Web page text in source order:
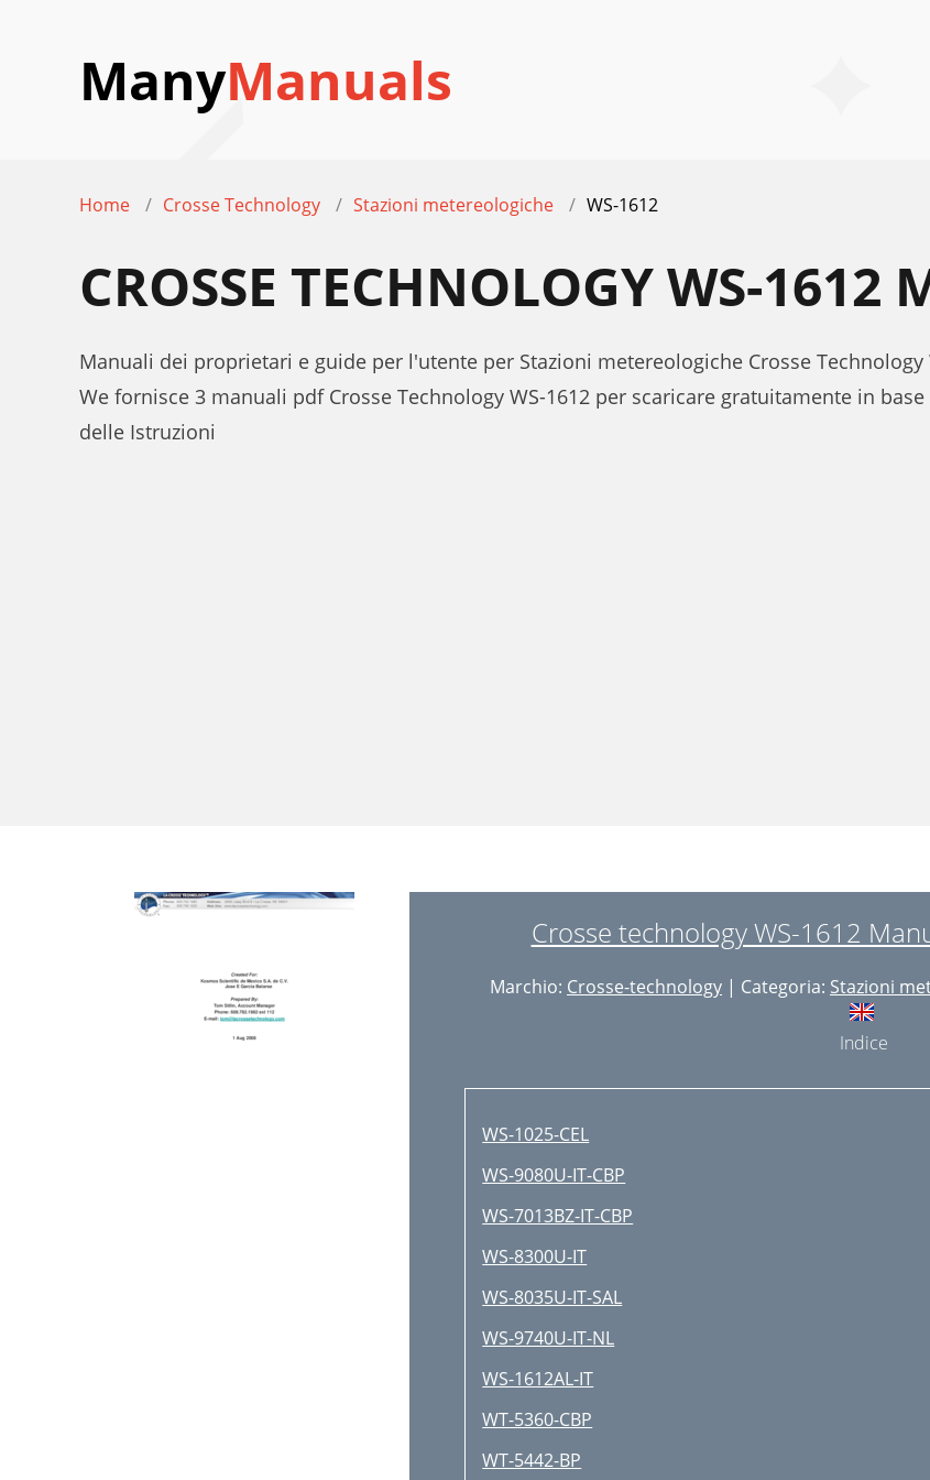
ManyManuals
Home Crosse Technology Stazioni metereologiche WS-1612
CROSSE TECHNOLOGY WS-1612
Manuali dei proprietari e guide per l'utente per Stazioni metereologiche Crosse Technology
We fornisce 3 manuali pdf Crosse Technology WS-1612 per scaricare gratuitamente in
delle Istruzioni
Crosse technology WS-1612
Marchio: Crosse-technology | Categoria: Stazioni
Indice
WS-1025-CEL
WS-9080U-IT-CBP
WS-7013BZ-IT-CBP
WS-8300U-IT
WS-8035U-IT-SAL
WS-9740U-IT-NL
WS-1612AL-IT
WT-5360-CBP
WT-5442-BP